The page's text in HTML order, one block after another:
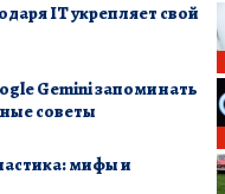
IT укрепляет свой
Gemini запоминать
советы
мифы и